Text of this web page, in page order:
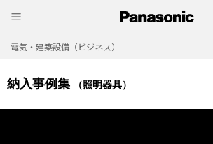
電気・建築設備（ビジネス）
納入事例集 （照明器具）